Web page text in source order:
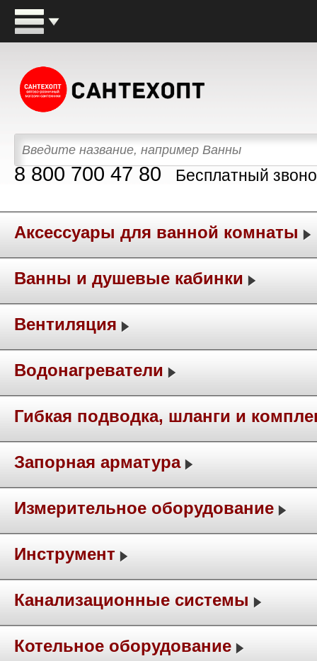
8 800 700 47 80 Бесплатный
Аксессуары для ванной комнаты
Ванны и душевые кабинки
Вентиляция
Водонагреватели
Гибкая подводка, шланги и
Запорная арматура
Измерительное оборудование
Инструмент
Канализационные системы
Котельное оборудование